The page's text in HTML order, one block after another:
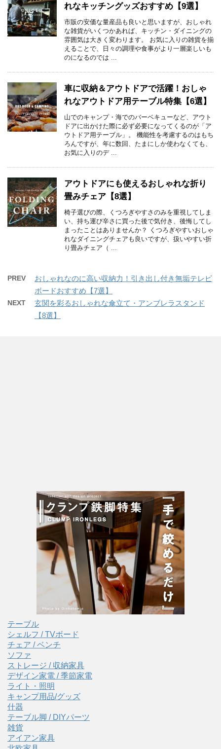
れなキッチングッズおすすめ【9選】
市販の安価な量産品も良いと思いますが、おしゃれ
な雑貨がいくつかあれば、キッチン・ダイニングの
雰囲気は大きく変わります。 お気に入りの雑貨を揃
えることで、日々の調理や食事がより一層楽しいも
のになるのでは ...
車に収納＆アウトドアで活躍！おしゃ
れなアウトドア用テーブル特集【6選】
山でのキャンプ・海でのバーベキューなど、アウト
ドアに出かけた際に必ず必要になってくるのが「ア
ウトドア用テーブル」。 機能性を考慮するのはもち
ろんですが、年に数回、たまにしか使わなくても、
お気に入りのデ ...
アウトドアにも使えるおしゃれな折り
畳みチェア【8選】
椅子選びの際、くつろぎやすさのみを重視してしま
い、持ち運び辛さに買った後で気付き、後悔してし
まったことはありませんか？ くつろぎやすいおしゃ
れなダイニングチェアも良いですが、扱いやすい折
り畳みチェア（ ...
PREV
おしゃれなのに高い収納力！引き出し付き無垢テレビ
ボードおすすめ【7選】
NEXT
玄関を彩るおしゃれな傘立て・アンブレラスタンド
【8選】
テーブル
シェルフ / TVボード
チェア / ベンチ
ソファ
ストレージ / 収納家具
デザイン家電 / 季節家電
ライト・照明
キャンプ用品/グッズ
什器
テーブル脚 / DIYパーツ
雑貨
アイアン家具